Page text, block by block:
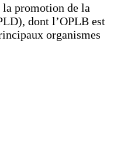
la promotion de la
dont l’OPLB est
organismes